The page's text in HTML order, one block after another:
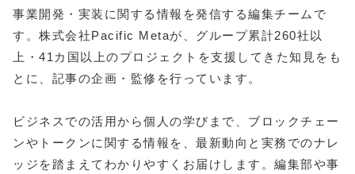
事業開発・実装に関する情報を発信する編集チームで
す。株式会社Pacific Metaが、グループ累計260社以
上・41カ国以上のプロジェクトを支援してきた知見をも
とに、記事の企画・監修を行っています。
ビジネスでの活用から個人の学びまで、ブロックチェー
ンやトークンに関する情報を、最新動向と実務でのナレ
ッジを踏まえてわかりやすくお届けします。編集部や事